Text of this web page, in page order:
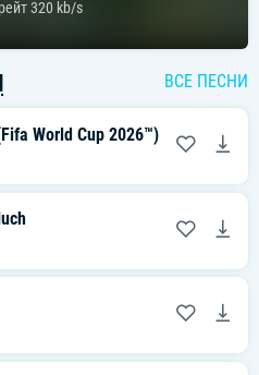
320 kb/s
ВСЕ ПЕСНИ
World Cup 2026™)